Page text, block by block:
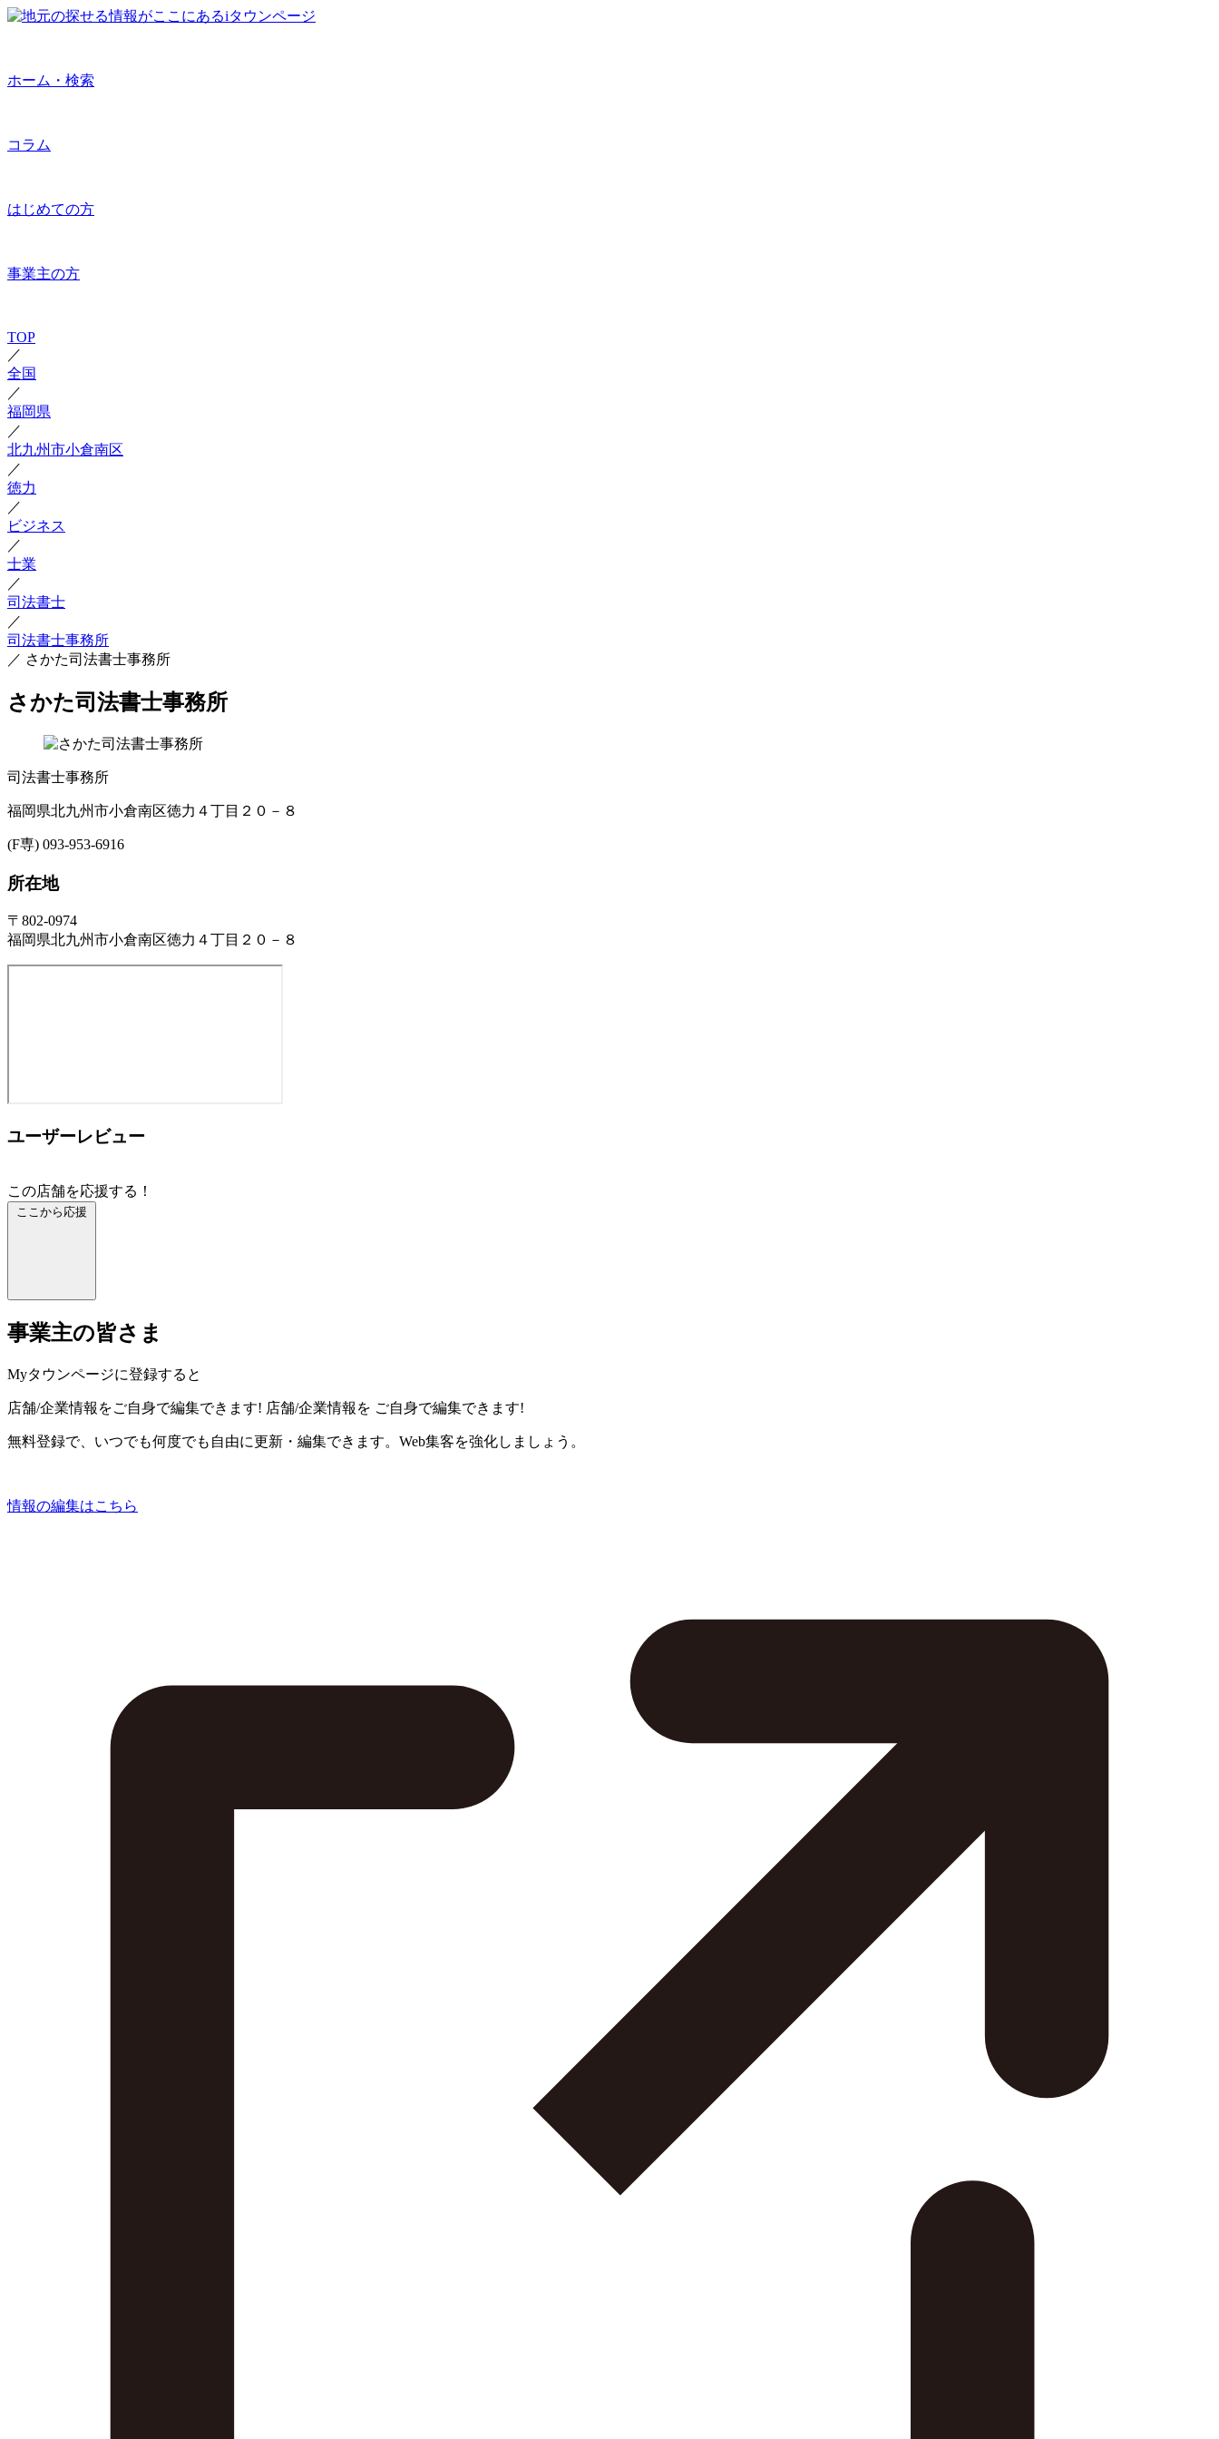
ホーム・検索
コラム
はじめての方
事業主の方
TOP
／
全国
／
福岡県
／
北九州市小倉南区
／
徳力
／
ビジネス
／
士業
／
司法書士
／
司法書士事務所
／ さかた司法書士事務所
さかた司法書士事務所
司法書士事務所
福岡県北九州市小倉南区徳力４丁目２０－８
(F専) 093-953-6916
所在地
〒802-0974
福岡県北九州市小倉南区徳力４丁目２０－８
ユーザーレビュー
この店舗を応援する！
ここから応援
事業主の皆さま
Myタウンページに登録すると
店舗/企業情報をご自身で編集できます! 店舗/企業情報を ご自身で編集できます!
無料登録で、いつでも何度でも自由に更新・編集できます。Web集客を強化しましょう。
情報の編集はこちら